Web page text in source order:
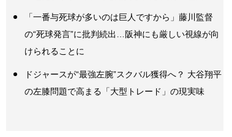
「一番与死球が多いのは巨人ですから」藤川監督
の“死球発言”に批判続出…阪神にも厳しい視線が向
けられることに
ドジャースが“最強左腕”スクバル獲得へ？ 大谷翔平
の左膝問題で高まる「大型トレード」の現実味